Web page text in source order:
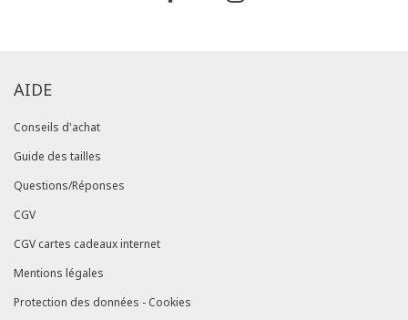
AIDE
Conseils d'achat
Guide des tailles
Questions/Réponses
CGV
CGV cartes cadeaux internet
Mentions légales
Protection des données - Cookies